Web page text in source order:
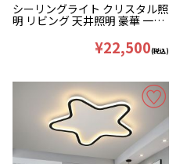
シーリングライト クリスタル照
明 リビング 天井照明 豪華 一段
¥22,500(税込)